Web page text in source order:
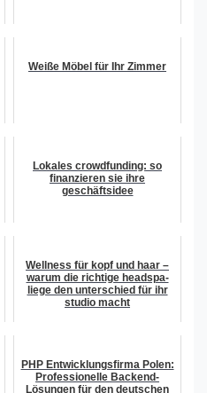
Weiße Möbel für Ihr Zimmer
Lokales crowdfunding: so
finanzieren sie ihre
geschäftsidee
Wellness für kopf und haar –
warum die richtige headspa-
liege den unterschied für ihr
studio macht
PHP Entwicklungsfirma Polen:
Professionelle Backend-
Lösungen für den deutschen